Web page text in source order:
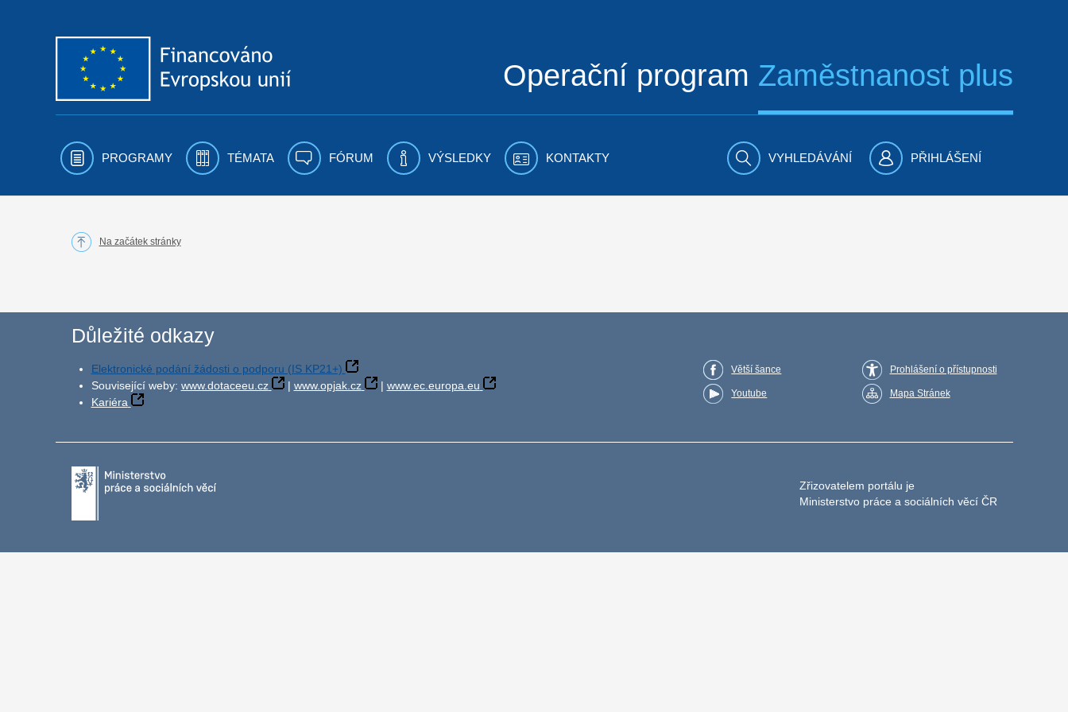
Operační program Zaměstnanost plus
PROGRAMY TÉMATA FÓRUM VÝSLEDKY KONTAKTY VYHLEDÁVÁNÍ PŘIHLÁŠENÍ
Na začátek stránky
Důležité odkazy
Elektronické podání žádosti o podporu (IS KP21+)
Související weby: www.dotaceeu.cz | www.opjak.cz | www.ec.europa.eu
Kariéra
Větší šance
Youtube
Prohlášení o přístupnosti
Mapa Stránek
Zřizovatelem portálu je
Ministerstvo práce a sociálních věcí ČR